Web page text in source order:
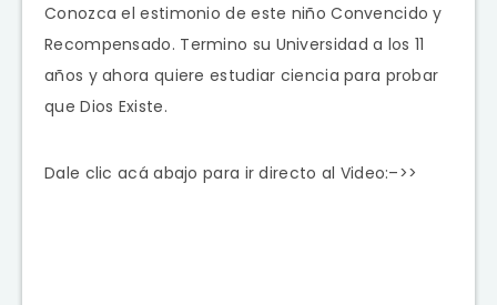
Conozca el estimonio de este niño Convencido y
Recompensado. Termino su Universidad a los 11
años y ahora quiere estudiar ciencia para probar
que Dios Existe.
Dale clic acá abajo para ir directo al Video:–>>